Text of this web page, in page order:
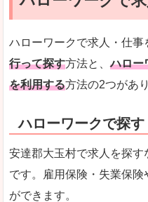
ハローワークで求人・仕事
行って探す方法と、ハロー
を利用する方法の2つがあ
ハローワークで探す
安達郡大玉村で求人を探す
です。雇用保険・失業保
ができます。